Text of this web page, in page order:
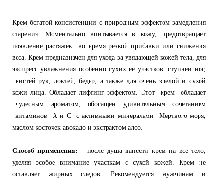
Крем богатой консистенции с природным эффектом замедления
старения. Моментально впитывается в кожу, предотвращает
появление растяжек во время резкой прибавки или снижения
веса. Крем предназначен для ухода за увядающей кожей тела, для
экспресс увлажнения особенно сухих ее участков: ступней ног,
кистей рук, локтей, бедер, а также для очень зрелой и сухой
кожи лица. Обладает лифтинг эффектом. Этот крем обладает
чудесным ароматом, обогащен удивительным сочетанием
витаминов А и С с активными минералами Мертвого моря,
маслом косточек авокадо и экстрактом алоэ.
Способ применения: после душа нанести крем на все тело,
уделяя особое внимание участкам с сухой кожей. Крем не
оставляет жирных следов. Рекомендуется мужчинам и